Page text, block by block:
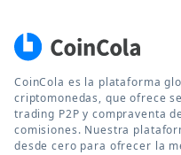
CoinCola es la plataforma
criptomonedas, que ofrece
trading P2P y compraventa
comisiones. Nuestra
desde cero para ofrecer la